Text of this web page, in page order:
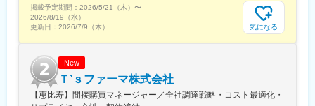
■担当に関して：
大学病院などの基幹病院を担当いただきます。
■仕事の魅力：
治療部位や手順に合わせて多様な製品を展開する中で、患者さん
には治療効果とQOLの向上を、ドクターには手技において最大限
のパフォーマンスを発揮できる製品を提供することを目指してい
掲載予定期間： 2026/5/21（木） 〜
2026/8/19（水）
更新日： 2026/7/9（木） 気になる
New
Ｔ’ｓファーマ株式会社
【恵比寿】間接購買マネージャー／全社調達戦略・コスト最適化・